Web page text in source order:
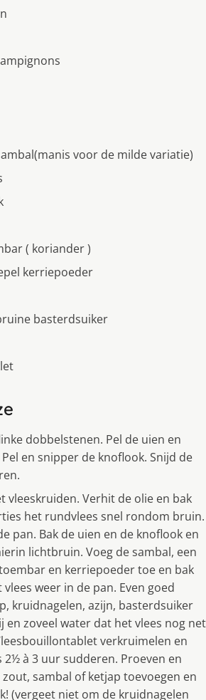
voor de milde variatie)
( koriander )
kerriepoeder
basterdsuiker
dobbelstenen. Pel de uien en
en snipper de knoflook. Snijd de
vleeskruiden. Verhit de olie en bak
het rundvlees snel rondom bruin.
pan. Bak de uien en de knoflook en
lichtbruin. Voeg de sambal, een
en kerriepoeder toe en bak
weer in de pan. Even goed
kruidnagelen, azijn, basterdsuiker
en zoveel water dat het vlees nog net
verkruimelen en
2½ à 3 uur sudderen. Proeven en
sambal of ketjap toevoegen en
(vergeet niet om de kruidnagelen